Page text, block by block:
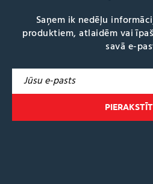
Saņem ik nedēļu
produktiem, atlaidēm vai
savā e-